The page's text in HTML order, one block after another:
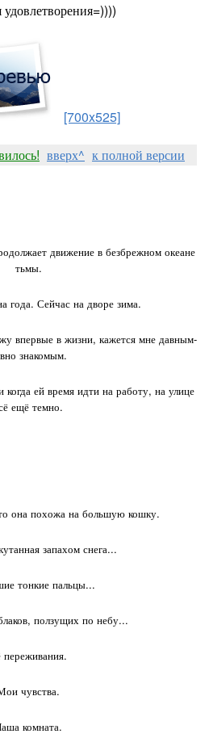
[700x525]
вверх^ к полной версии
движение в безбрежном океане
тьмы.
года. Сейчас на дворе зима.
впервые в жизни, кажется мне давным-
знакомым.
ей время идти на работу, на улице
ещё темно.
она похожа на большую кошку.
запахом снега...
тонкие пальцы...
ползущих по небу...
переживания.
чувства.
комната.